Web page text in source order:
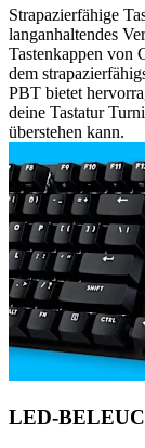
Strapazierfähige
langanhaltendes
Tastenkappen von
dem
PBT bietet
deine Tastatur
überstehen kann.
LED-